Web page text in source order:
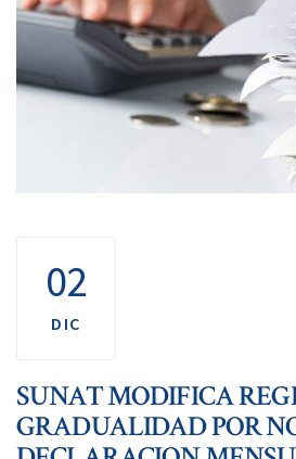
02
DIC
SUNAT MODIFICA
GRADUALIDAD POR